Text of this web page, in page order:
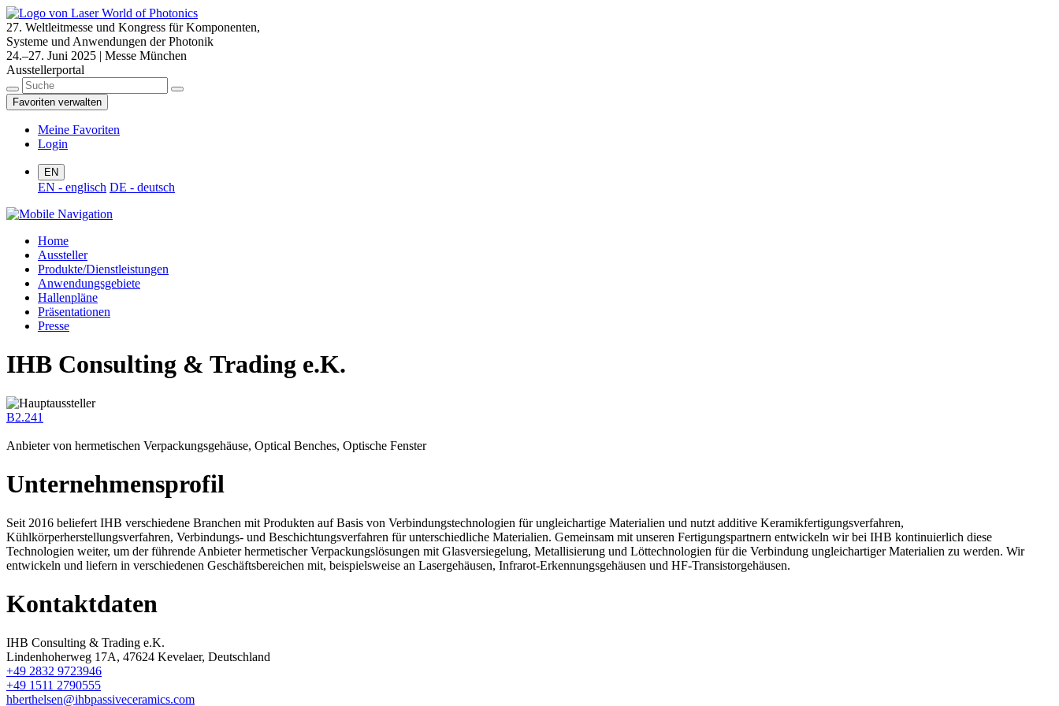
27. Weltleitmesse und Kongress für Komponenten,
Systeme und Anwendungen der Photonik
24.–27. Juni 2025 | Messe München
Ausstellerportal
Favoriten verwalten
Meine Favoriten
Login
EN
EN - englisch DE - deutsch
Home
Aussteller
Produkte/Dienstleistungen
Anwendungsgebiete
Hallenpläne
Präsentationen
Presse
IHB Consulting & Trading e.K.
B2.241
Anbieter von hermetischen Verpackungsgehäuse, Optical Benches, Optische Fenster
Unternehmensprofil
Seit 2016 beliefert IHB verschiedene Branchen mit Produkten auf Basis von Verbindungstechnologien für ungleichartige Materialien und nutzt additive Keramikfertigungsverfahren,
Kühlkörperherstellungsverfahren, Verbindungs- und Beschichtungsverfahren für unterschiedliche Materialien. Gemeinsam mit unseren Fertigungspartnern entwickeln wir bei IHB kontinuierlich diese
Technologien weiter, um der führende Anbieter hermetischer Verpackungslösungen mit Glasversiegelung, Metallisierung und Löttechnologien für die Verbindung ungleichartiger Materialien zu werden. Wir
entwickeln und liefern in verschiedenen Geschäftsbereichen mit, beispielsweise an Lasergehäusen, Infrarot-Erkennungsgehäusen und HF-Transistorgehäusen.
Kontaktdaten
IHB Consulting & Trading e.K.
Lindenhoherweg 17A, 47624 Kevelaer, Deutschland
+49 2832 9723946
+49 1511 2790555
hberthelsen@ihbpassiveceramics.com